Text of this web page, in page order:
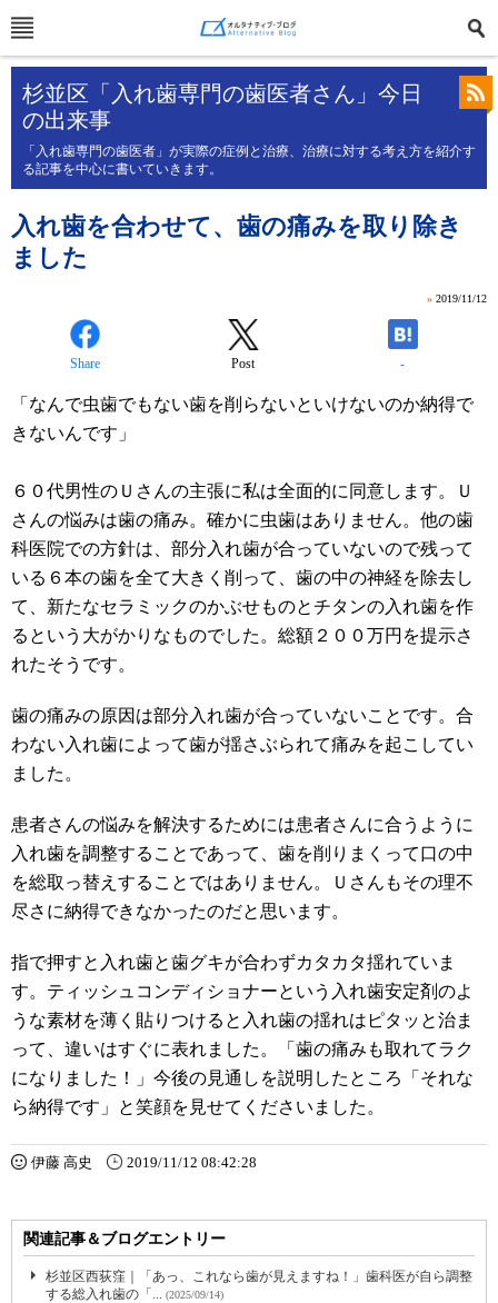
杉並区「入れ歯専門の歯医者さん」今日
の出来事
「入れ歯専門の歯医者」が実際の症例と治療、治療に対する考え方を紹介す
る記事を中心に書いていきます。
入れ歯を合わせて、歯の痛みを取り除き
ました
» 2019/11/12
Share Post -
「なんで虫歯でもない歯を削らないといけないのか納得で
きないんです」
６０代男性のＵさんの主張に私は全面的に同意します。Ｕ
さんの悩みは歯の痛み。確かに虫歯はありません。他の歯
科医院での方針は、部分入れ歯が合っていないので残って
いる６本の歯を全て大きく削って、歯の中の神経を除去し
て、新たなセラミックのかぶせものとチタンの入れ歯を作
るという大がかりなものでした。総額２００万円を提示さ
れたそうです。
歯の痛みの原因は部分入れ歯が合っていないことです。合
わない入れ歯によって歯が揺さぶられて痛みを起こしてい
ました。
患者さんの悩みを解決するためには患者さんに合うように
入れ歯を調整することであって、歯を削りまくって口の中
を総取っ替えすることではありません。Ｕさんもその理不
尽さに納得できなかったのだと思います。
指で押すと入れ歯と歯グキが合わずカタカタ揺れていま
す。ティッシュコンディショナーという入れ歯安定剤のよ
うな素材を薄く貼りつけると入れ歯の揺れはピタッと治ま
って、違いはすぐに表れました。「歯の痛みも取れてラク
になりました！」今後の見通しを説明したところ「それな
ら納得です」と笑顔を見せてくださいました。
伊藤 高史 2019/11/12 08:42:28
関連記事＆ブログエントリー
杉並区西荻窪｜「あっ、これなら歯が見えますね！」歯科医が自ら調整
する総入れ歯の「... (2025/09/14)